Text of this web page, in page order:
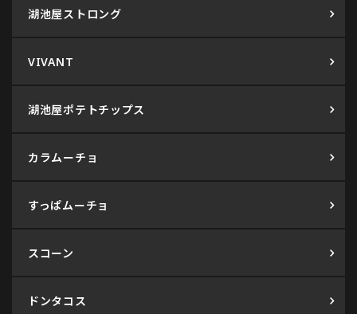
湖池屋ストロング
VIVANT
湖池屋ポテトチップス
カラムーチョ
すっぱムーチョ
スコーン
ドンタコス